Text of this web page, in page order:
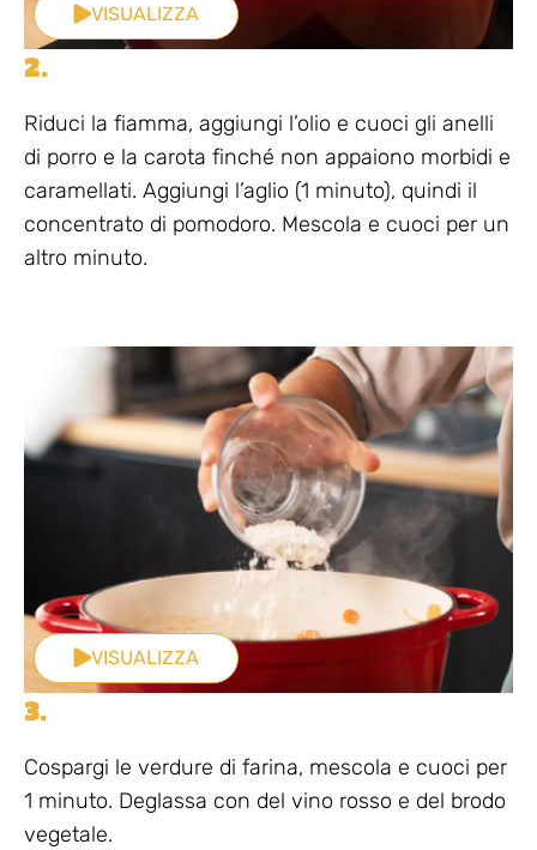
VISUALIZZA
2.
Riduci la fiamma, aggiungi l’olio e cuoci gli anelli
di porro e la carota finché non appaiono morbidi e
caramellati. Aggiungi l’aglio (1 minuto), quindi il
concentrato di pomodoro. Mescola e cuoci per un
altro minuto.
VISUALIZZA
3.
Cospargi le verdure di farina, mescola e cuoci per
1 minuto. Deglassa con del vino rosso e del brodo
vegetale.